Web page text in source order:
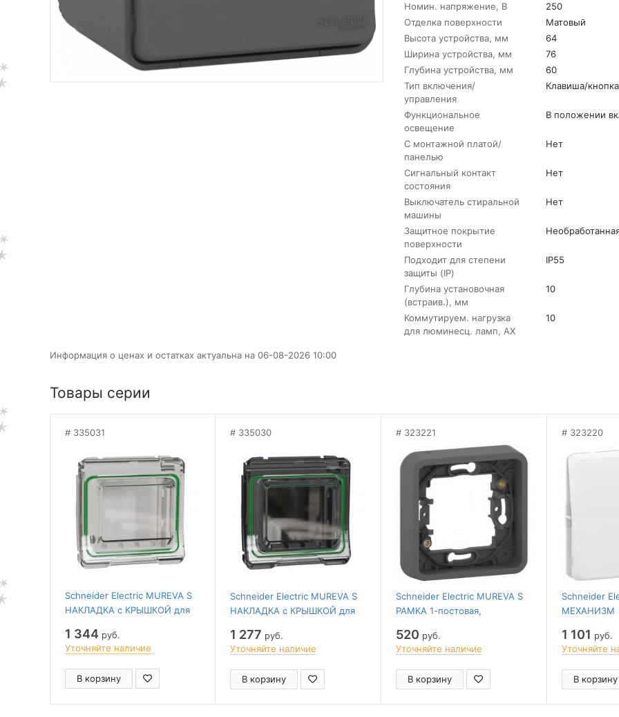
Номин. напряжение, В
250
Отделка поверхности
Матовый
Высота устройства, мм
64
Ширина устройства, мм
76
Глубина устройства, мм
60
Тип включения/
управления
Клавиша/кнопка
Функциональное
освещение
В положении
С монтажной платой/
панелью
Нет
Сигнальный контакт
состояния
Нет
Выключатель стиральной
машины
Нет
Защитное покрытие
поверхности
Подходит для степени
защиты (IP)
IP55
Глубина установочная
(встраив.), мм
10
Коммутируем. нагрузка
для люминесц. ламп, AX
10
Информация о ценах и остатках актуальна на 06-08-2026 10:00
Товары серии
335031
Schneider Electric MUREVA S
НАКЛАДКА с КРЫШКОЙ для
БЕЛЫЙ, IP55
1 344 руб.
Уточняйте наличие
В корзину
335030
Schneider Electric MUREVA S
НАКЛАДКА с КРЫШКОЙ для
АНТРАЦИТ, IP55
1 277 руб.
Уточняйте наличие
В корзину
323221
Schneider Electric MUREVA S
РАМКА 1-постовая,
520 руб.
Уточняйте наличие
В корзину
323220
Schneider
МЕХАНИЗМ
IP55
1 101 руб.
Уточняйте
В корзину